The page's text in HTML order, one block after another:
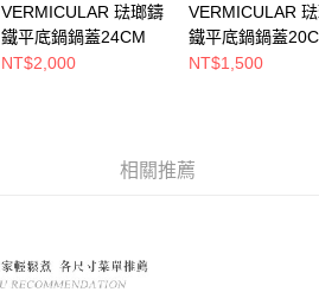
VERMICULAR 琺瑯鑄
鐵平底鍋鍋蓋24CM
NT$2,000
VERMICULAR
鐵平底鍋鍋蓋
鏽鋼)
NT$1,500
相關推薦